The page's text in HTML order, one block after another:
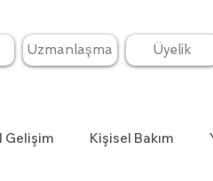
Uzmanlaşma Üyelik
Gelişim Kişisel Bakım